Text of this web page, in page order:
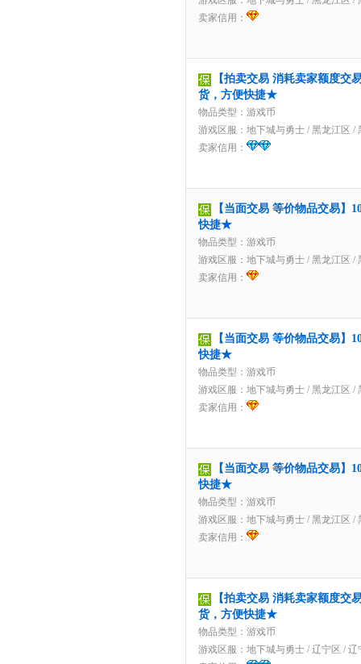
卖家信用：
【拍卖交易 消耗卖家额度交
货，方便快捷★
物品类型：游戏币
游戏区服： 地下城与勇士 / 黑龙江区 /
卖家信用：
【当面交易 等价物品交易】
快捷★
物品类型：游戏币
游戏区服： 地下城与勇士 / 黑龙江区 /
卖家信用：
【当面交易 等价物品交易】
快捷★
物品类型：游戏币
游戏区服： 地下城与勇士 / 黑龙江区 /
卖家信用：
【当面交易 等价物品交易】
快捷★
物品类型：游戏币
游戏区服： 地下城与勇士 / 黑龙江区 /
卖家信用：
【拍卖交易 消耗卖家额度交
货，方便快捷★
物品类型：游戏币
游戏区服： 地下城与勇士 / 辽宁区 / 辽